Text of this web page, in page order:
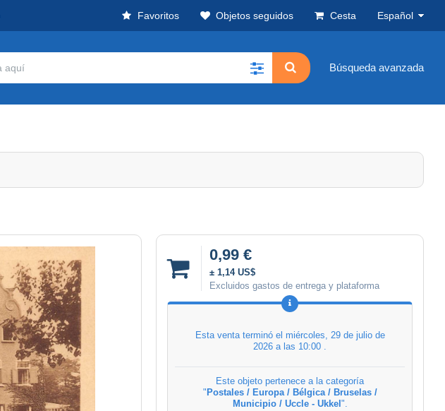
Favoritos Objetos seguidos Cesta Español
Búsqueda avanzada
0,99 €
± 1,14 US$
Excluidos gastos de entrega y plataforma
Esta venta terminó el miércoles, 29 de julio de
2026 a las 10:00
Este objeto pertenece a la categoría
" Postales / Europa / Bélgica / Bruselas /
Municipio / Uccle - Ukkel ".